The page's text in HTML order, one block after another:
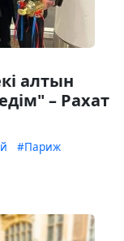
алтын
– Рахат
#Париж